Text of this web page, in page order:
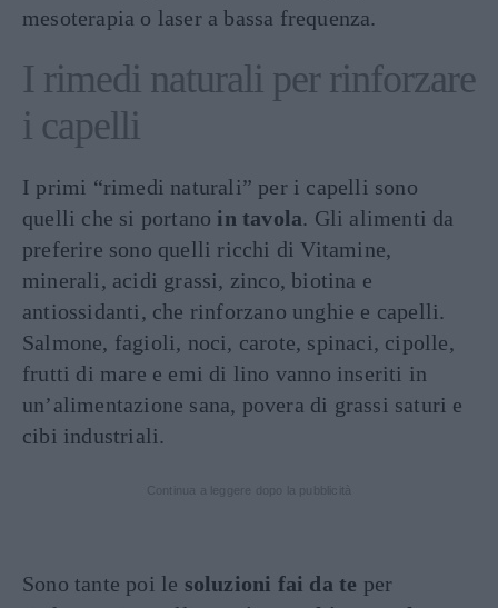
mesoterapia o laser a bassa frequenza.
I rimedi naturali per rinforzare
i capelli
I primi “rimedi naturali” per i capelli sono
quelli che si portano in tavola. Gli alimenti da
preferire sono quelli ricchi di Vitamine,
minerali, acidi grassi, zinco, biotina e
antiossidanti, che rinforzano unghie e capelli.
Salmone, fagioli, noci, carote, spinaci, cipolle,
frutti di mare e emi di lino vanno inseriti in
un’alimentazione sana, povera di grassi saturi e
cibi industriali.
Sono tante poi le soluzioni fai da te per